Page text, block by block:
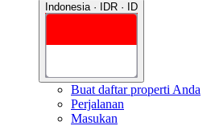
Indonesia · IDR · ID
Buat daftar properti Anda
Perjalanan
Masukan